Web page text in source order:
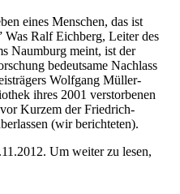
eines Menschen, das ist
Was Ralf Eichberg, Leiter des
Naumburg meint, ist der
bedeutsame Nachlass
Wolfgang Müller-
ihres 2001 verstorbenen
Kurzem der Friedrich-
(wir berichteten).
Um weiter zu lesen,